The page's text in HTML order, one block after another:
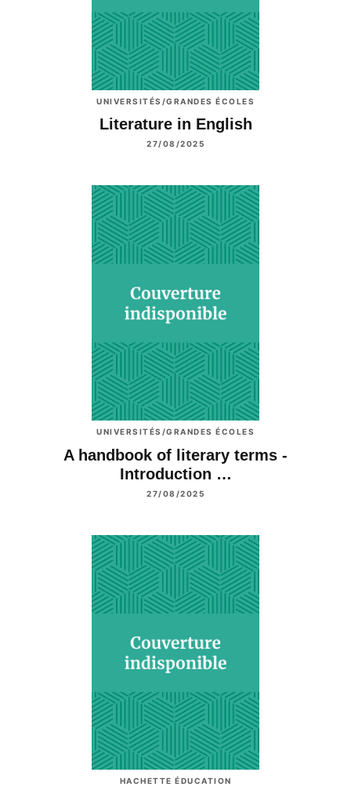
UNIVERSITÉS/GRANDES ÉCOLES
Literature in English
27/08/2025
UNIVERSITÉS/GRANDES ÉCOLES
A handbook of literary terms -
Introduction …
27/08/2025
HACHETTE ÉDUCATION